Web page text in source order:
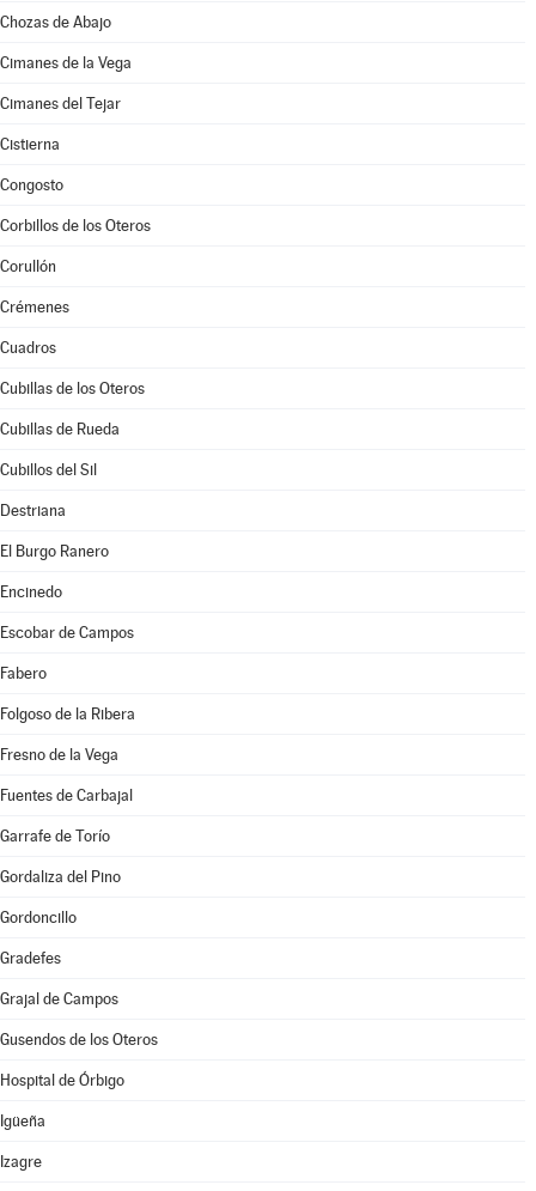
Chozas de Abajo
Cimanes de la Vega
Cimanes del Tejar
Cistierna
Congosto
Corbillos de los Oteros
Corullón
Crémenes
Cuadros
Cubillas de los Oteros
Cubillas de Rueda
Cubillos del Sil
Destriana
El Burgo Ranero
Encinedo
Escobar de Campos
Fabero
Folgoso de la Ribera
Fresno de la Vega
Fuentes de Carbajal
Garrafe de Torío
Gordaliza del Pino
Gordoncillo
Gradefes
Grajal de Campos
Gusendos de los Oteros
Hospital de Órbigo
Igüeña
Izagre